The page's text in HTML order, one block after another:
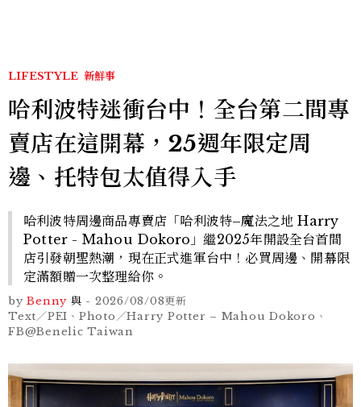
LIFESTYLE 新鮮事
哈利波特迷衝台中！全台第二間專
賣店在這開幕，25週年限定周
邊、托特包太值得入手
哈利波特周邊商品專賣店「哈利波特–魔法之地 Harry
Potter - Mahou Dokoro」繼2025年開設全台首間
店引發朝聖熱潮，現在正式進軍台中！必買周邊、開幕限
定滿額贈一次整理給你。
by Benny 與 - 2026/08/08更新
Text／PEI、Photo／Harry Potter – Mahou Dokoro、
FB@Benelic Taiwan